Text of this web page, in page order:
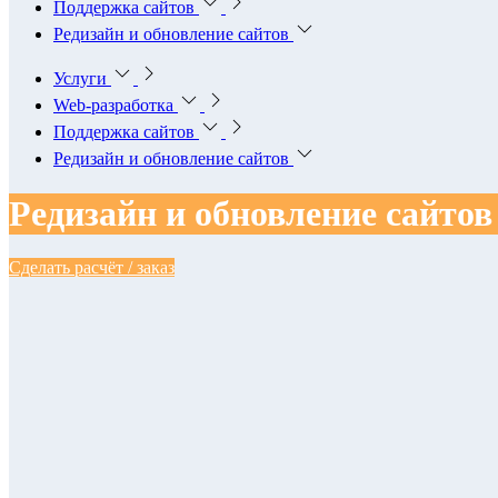
Поддержка сайтов
Редизайн и обновление сайтов
Услуги
Web-разработка
Поддержка сайтов
Редизайн и обновление сайтов
Редизайн и обновление
Сделать расчёт / заказ